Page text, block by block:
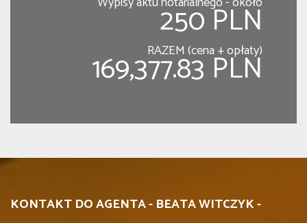
250 PLN
RAZEM (cena + opłaty)
169,377.83 PLN
KONTAKT DO AGENTA - BEATA WITCZYK -